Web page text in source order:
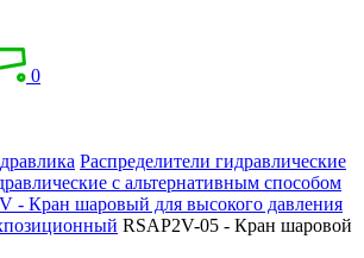
0
Распределители гидравлические
с альтернативным способом
- Кран шаровый для высокого давления
RSAP2V-05 - Кран шаровой